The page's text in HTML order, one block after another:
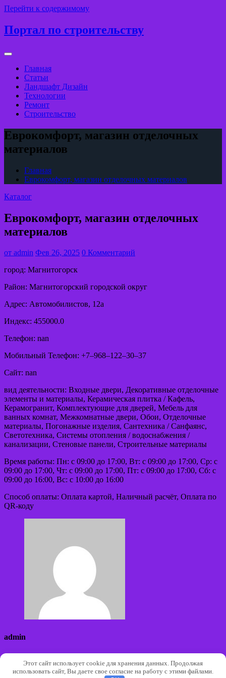
Перейти к содержимому
Портал по строительству
Главная
Статьи
Ландшафт Дизайн
Технологии
Ремонт
Строительство
Еврокомфорт, магазин отделочных
материалов
Главная
Еврокомфорт, магазин отделочных материалов
Каталог
Еврокомфорт, магазин отделочных
материалов
от admin Фев 26, 2025 0 Комментарий
город: Магнитогорск
Район: Магнитогорский городской округ
Адрес: Автомобилистов, 12а
Индекс: 455000.0
Телефон: nan
Мобильный Телефон: +7‒968‒122‒30‒37
Сайт: nan
вид деятельности: Входные двери, Декоративные отделочные
элементы и материалы, Керамическая плитка / Кафель,
Керамогранит, Комплектующие для дверей, Мебель для
ванных комнат, Межкомнатные двери, Обои, Отделочные
материалы, Погонажные изделия, Сантехника / Санфаянс,
Светотехника, Системы отопления / водоснабжения /
канализации, Стеновые панели, Строительные материалы
Время работы: Пн: с 09:00 до 17:00, Вт: с 09:00 до 17:00, Ср: с
09:00 до 17:00, Чт: с 09:00 до 17:00, Пт: с 09:00 до 17:00, Сб: с
09:00 до 16:00, Вс: с 10:00 до 16:00
Способ оплаты: Оплата картой, Наличный расчёт, Оплата по
QR-коду
admin
Сайт:
Авторские права © 2026 | Работает наWordPress |Тема
Этот сайт использует cookie для хранения данных. Продолжая
использовать сайт, Вы даете свое согласие на работу с этими файлами.